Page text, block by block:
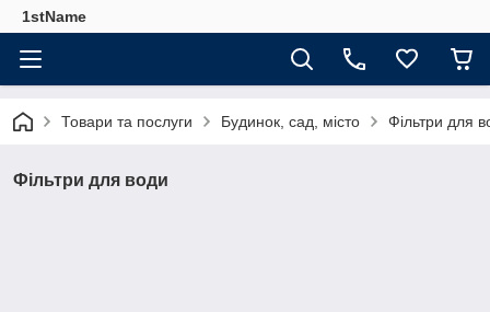
1stName
Товари та послуги Будинок, сад, місто Фільтри для
Фільтри для води